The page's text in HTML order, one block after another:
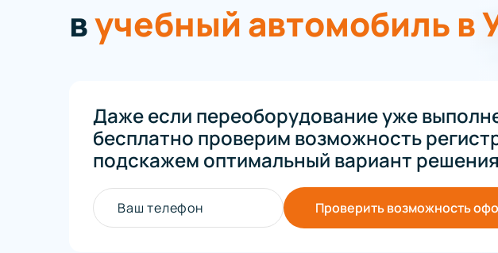
вучебный автомобиль в
Даже если переоборудование уже
бесплатно проверим возможность
подскажем оптимальный вариант
Ваш телефон Проверить возможность